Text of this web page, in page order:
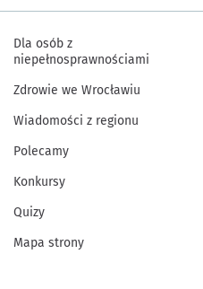
Dla osób z
niepełnosprawnościami
Zdrowie we Wrocławiu
Wiadomości z regionu
Polecamy
Konkursy
Quizy
Mapa strony